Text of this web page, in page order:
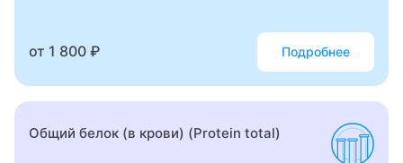
от 1 800 ₽ Подробнее
Общий белок (в крови) (Protein total)
Гериатр (геронтолог)
Гинеколог
Гинеколог-хирург